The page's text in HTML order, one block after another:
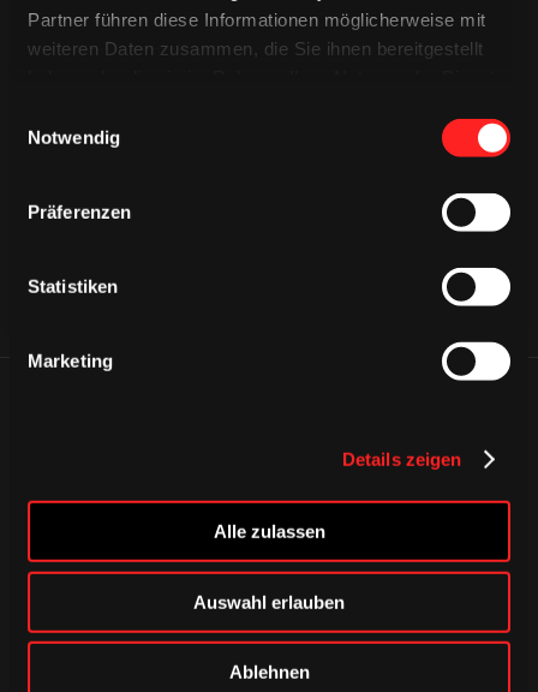
Partner führen diese Informationen möglicherweise mit
weiteren Daten zusammen, die Sie ihnen bereitgestellt
Notwendig
Präferenzen
Statistiken
Marketing
Details zeigen
Alle zulassen
Auswahl erlauben
Ablehnen